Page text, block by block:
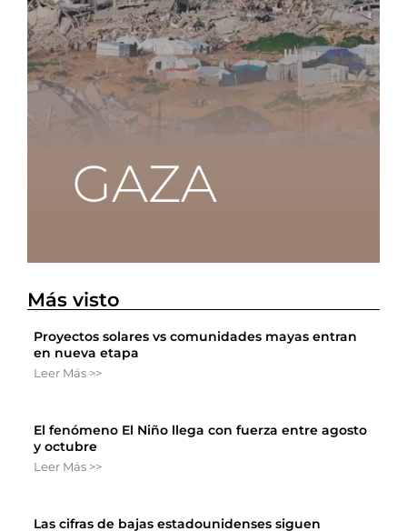
Más visto
Proyectos solares vs comunidades mayas entran
en nueva etapa
Leer Más >>
El fenómeno El Niño llega con fuerza entre agosto
y octubre
Leer Más >>
Las cifras de bajas estadounidenses siguen